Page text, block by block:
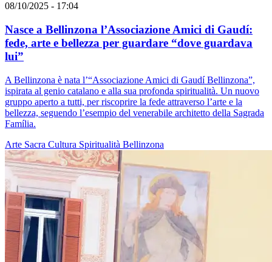
08/10/2025 - 17:04
Nasce a Bellinzona l’Associazione Amici di Gaudí:
fede, arte e bellezza per guardare “dove guardava
lui”
A Bellinzona è nata l’“Associazione Amici di Gaudí Bellinzona”,
ispirata al genio catalano e alla sua profonda spiritualità. Un nuovo
gruppo aperto a tutti, per riscoprire la fede attraverso l’arte e la
bellezza, seguendo l’esempio del venerabile architetto della Sagrada
Família.
Arte Sacra Cultura Spiritualità Bellinzona